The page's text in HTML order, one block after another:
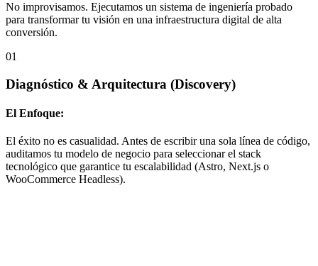
No improvisamos. Ejecutamos un sistema de ingeniería probado
para transformar tu visión en una infraestructura digital de alta
conversión.
01
Diagnóstico & Arquitectura (Discovery)
El Enfoque:
El éxito no es casualidad. Antes de escribir una sola línea de código,
auditamos tu modelo de negocio para seleccionar el stack
tecnológico que garantice tu escalabilidad (Astro, Next.js o
WooCommerce Headless).